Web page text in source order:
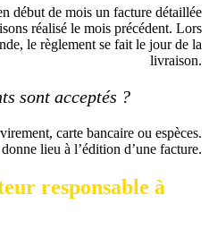
début de mois un facture détaillée
réalisé le mois précédent. Lors
le règlement se fait le jour de la
livraison.
sont acceptés ?
carte bancaire ou espèces.
lieu à l’édition d’une facture.
responsable à